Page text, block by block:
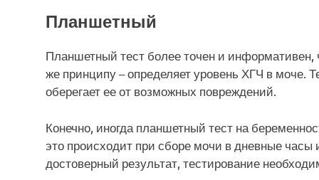
Планшетный
Планшетный тест более точен и информативен,
же принципу – определяет уровень ХГЧ в моче.
оберегает ее от возможных повреждений.
Конечно, иногда планшетный тест на
это происходит при сборе мочи в дневные
достоверный результат, тестирование